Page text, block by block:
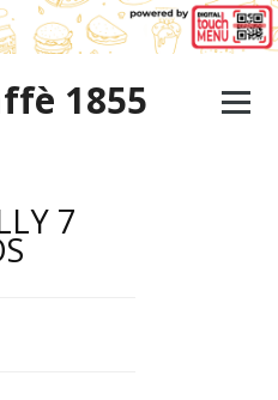
1855
7